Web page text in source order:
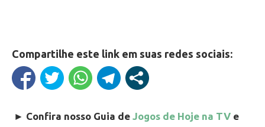
Compartilhe este link em suas redes sociais:
► Confira nosso Guia de Jogos de Hoje na TV e